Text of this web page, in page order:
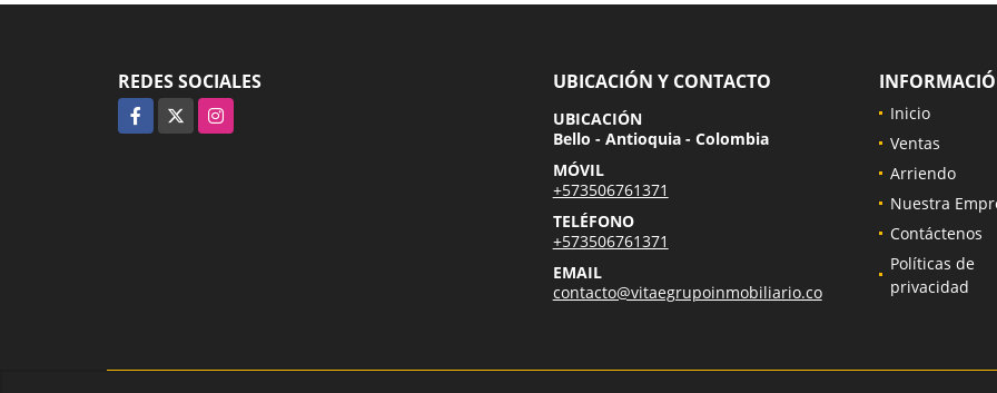
REDES SOCIALES
Facebook Instagram
UBICACIÓN Y CONTACTO
UBICACIÓN
Bello - Antioquia - Colombia
MÓVIL
+573506761371
TELÉFONO
+573506761371
EMAIL
contacto@vitaegrupoinmobiliario.co
Inicio
Ventas
Arriendo
Nuestra
Contáctenos
Políticas de
privacidad